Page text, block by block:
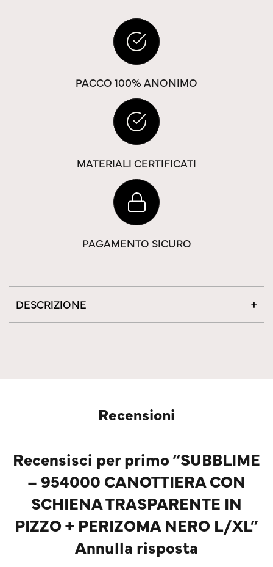
PACCO 100% ANONIMO
MATERIALI CERTIFICATI
PAGAMENTO SICURO
DESCRIZIONE
Recensioni
Recensisci per primo “SUBBLIME
– 954000 CANOTTIERA CON
SCHIENA TRASPARENTE IN
PIZZO + PERIZOMA NERO L/XL”
Annulla risposta